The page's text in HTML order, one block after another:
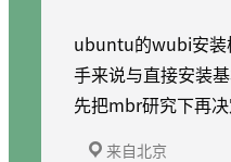
ubuntu的wubi安装
手来说与直接安装
先把mbr研究下再
来自北京